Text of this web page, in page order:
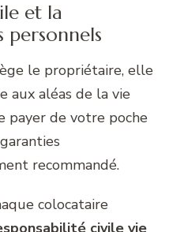
et la
personnels
le propriétaire, elle
aux aléas de la vie
payer de votre poche
recommandé.
colocataire